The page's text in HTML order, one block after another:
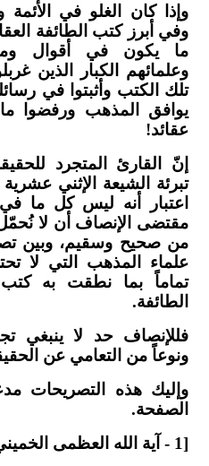
وإذا كان الغلو في
وفي أبرز كتب الطائفة
ما يكون في أقوال
وعلمائهم الكبار الذين
تلك الكتب وأثبتوا في
يوافق المذهب ورفضوا
عقائد!
إنّ القارئ المتجرد
تبرئة الشيعة الإثني
اعتبار أنه ليس كل ما
مقتضى الإنصاف أن لا
من صحيح وسقيم، وبين
علماء المذهب التي لا
تماماً بما نطقت به
الطائفة.
فللإنصاف حد لا ينبغي
ونوعاً من التعامي عن
وإليك هذه التصريحات
الصفحة.
[1 - آية الله العظمى الخميني]